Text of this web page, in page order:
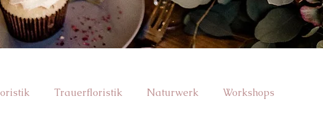
Trauerfloristik Naturwerk Workshops